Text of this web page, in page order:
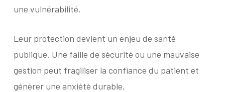
une vulnérabilité.
Leur protection devient un enjeu de santé
publique. Une faille de sécurité ou une mauvaise
gestion peut fragiliser la confiance du patient et
générer une anxiété durable.